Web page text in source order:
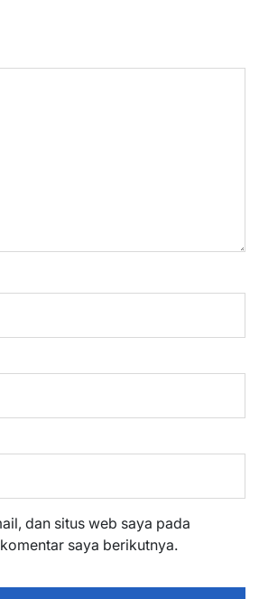
dan situs web saya pada
saya berikutnya.